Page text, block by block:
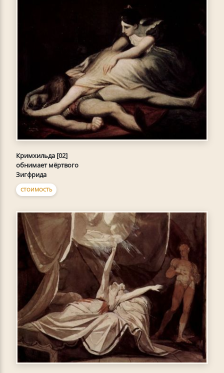
Кримхильда [02]
обнимает мёртвого
Зигфрида
СТОИМОСТЬ